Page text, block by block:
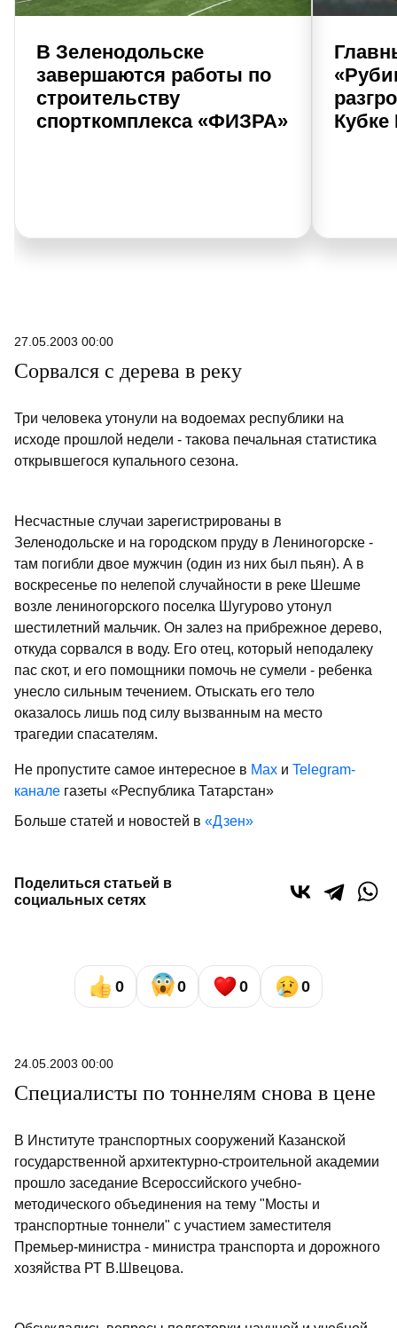
В Зеленодольске
завершаются работы по
строительству
спорткомплекса «ФИЗРА»
Кубке
27.05.2003 00:00
Сорвался с дерева в реку
Три человека утонули на водоемах республики на
исходе прошлой недели - такова печальная статистика
открывшегося купального сезона.
Несчастные случаи зарегистрированы в
Зеленодольске и на городском пруду в Лениногорске -
там погибли двое мужчин (один из них был пьян). А в
воскресенье по нелепой случайности в реке Шешме
возле лениногорского поселка Шугурово утонул
шестилетний мальчик. Он залез на прибрежное дерево,
откуда сорвался в воду. Его отец, который неподалеку
пас скот, и его помощники помочь не сумели - ребенка
унесло сильным течением. Отыскать его тело
оказалось лишь под силу вызванным на место
трагедии спасателям.
Не пропустите самое интересное в Max и Telegram-
канале газеты «Республика Татарстан»
Больше статей и новостей в «Дзен»
Поделиться статьей в
социальных сетях
0 0 0 0
24.05.2003 00:00
Специалисты по тоннелям снова в цене
В Институте транспортных сооружений Казанской
государственной архитектурно-строительной академии
прошло заседание Всероссийского учебно-
методического объединения на тему "Мосты и
транспортные тоннели" с участием заместителя
Премьер-министра - министра транспорта и дорожного
хозяйства РТ В.Швецова.